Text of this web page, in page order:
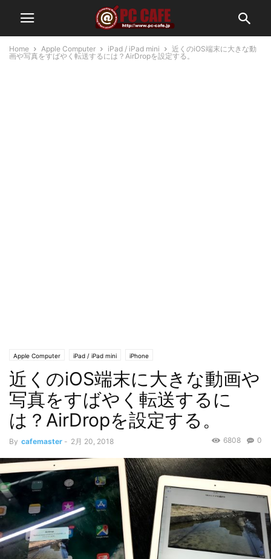
Home Apple Computer iPad / iPad mini
近くのiOS端末に大きな動
画や写真をすばやく転送するには？AirDropを設定する。
Apple Computer iPad / iPad mini iPhone
近くのiOS端末に大きな動画や
写真をすばやく転送するに
は？AirDropを設定する。
By cafemaster - 2月 20, 2018 0
6808